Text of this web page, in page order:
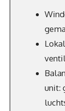
unit: